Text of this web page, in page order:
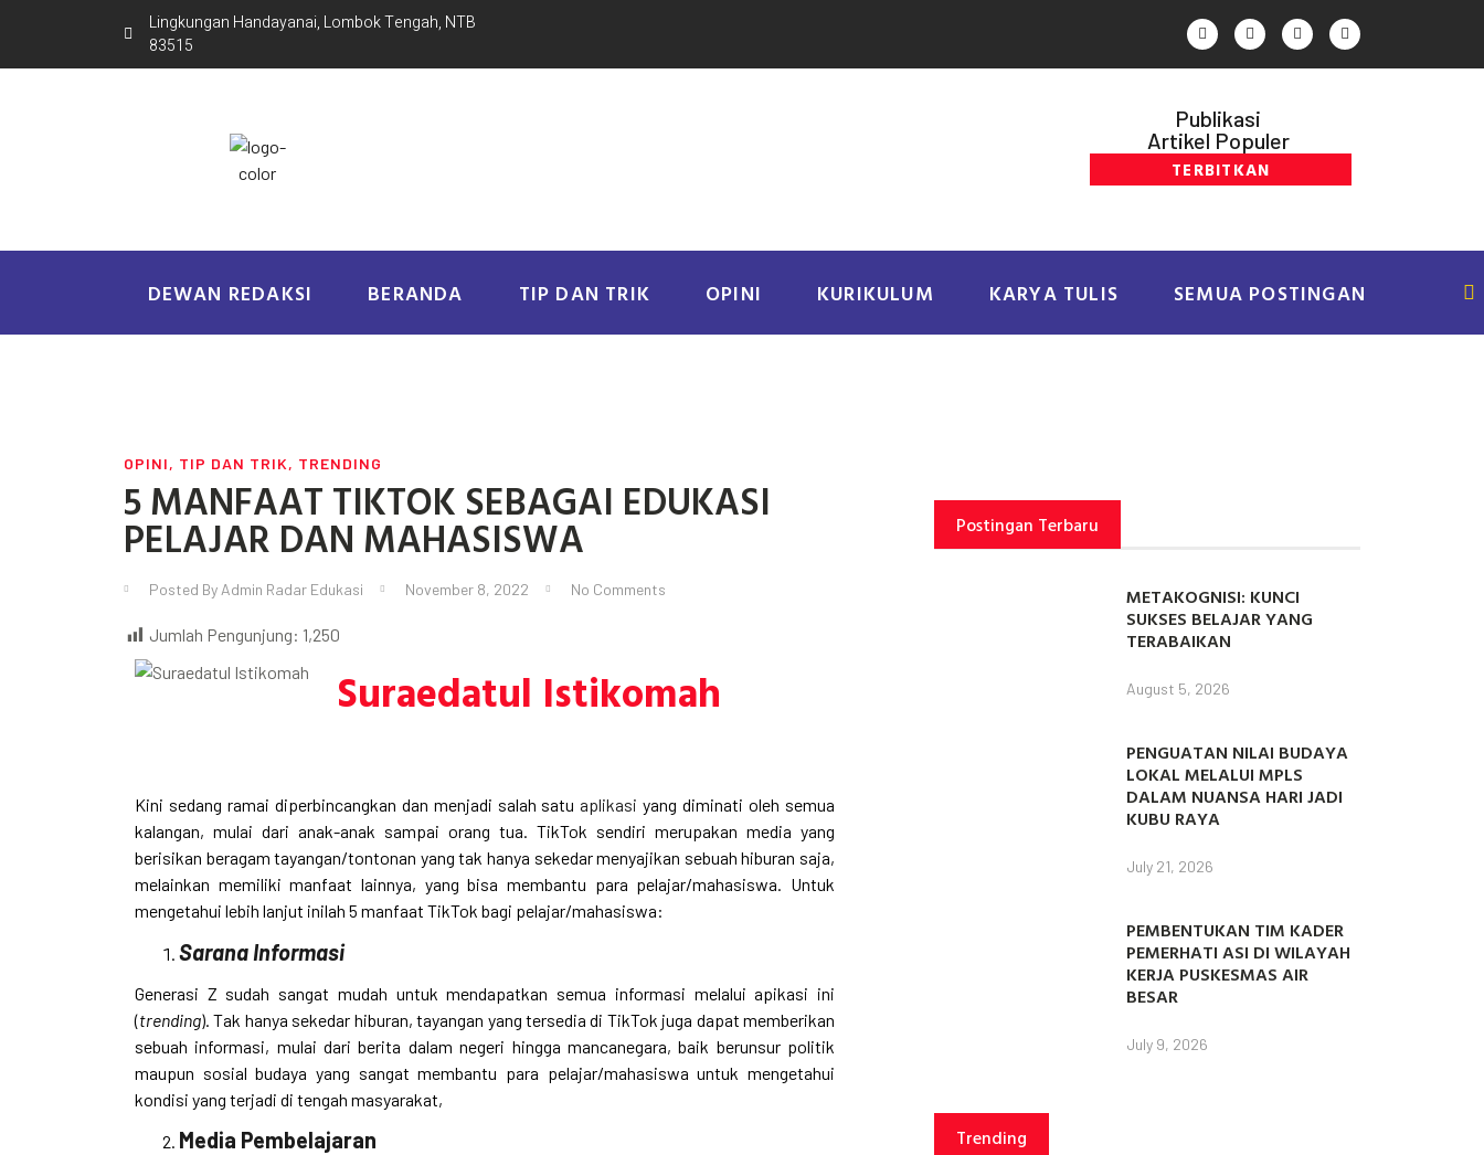
Lingkungan Handayanai, Lombok Tengah, NTB
83515
Publikasi
Artikel Populer
TERBITKAN
DEWAN REDAKSI BERANDA TIP DAN TRIK OPINI KURIKULUM KARYA TULIS SEMUA POSTINGAN
OPINI, TIP DAN TRIK, TRENDING
5 MANFAAT TIKTOK SEBAGAI EDUKASI
PELAJAR DAN MAHASISWA
Posted By Admin Radar Edukasi November 8, 2022 No Comments
Jumlah Pengunjung: 1,250
Suraedatul Istikomah
Kini sedang ramai diperbincangkan dan menjadi salah satuaplikasi yang diminati oleh semua
kalangan, mulai dari anak-anak sampai orang tua. TikTok sendiri merupakan media yang
berisikan beragam tayangan/tontonan yang tak hanya sekedar menyajikan sebuah hiburan saja,
melainkan memiliki manfaat lainnya, yang bisa membantu para pelajar/mahasiswa. Untuk
mengetahui lebih lanjut inilah 5 manfaat TikTok bagi pelajar/mahasiswa:
Sarana Informasi
Generasi Z sudah sangat mudah untuk mendapatkan semua informasi melalui apikasi ini
(trending). Tak hanya sekedar hiburan, tayangan yang tersedia di TikTok juga dapat memberikan
sebuah informasi, mulai dari berita dalam negeri hingga mancanegara, baik berunsur politik
maupun sosial budaya yang sangat membantu para pelajar/mahasiswa untuk mengetahui
kondisi yang terjadi di tengah masyarakat,
Media Pembelajaran
Postingan Terbaru
METAKOGNISI: KUNCI
SUKSES BELAJAR YANG
TERABAIKAN
August 5, 2026
PENGUATAN NILAI BUDAYA
LOKAL MELALUI MPLS
DALAM NUANSA HARI JADI
KUBU RAYA
July 21, 2026
PEMBENTUKAN TIM KADER
PEMERHATI ASI DI WILAYAH
KERJA PUSKESMAS AIR
BESAR
July 9, 2026
Trending